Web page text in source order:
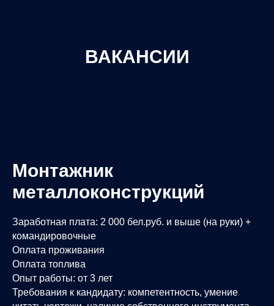
ВАКАНСИИ
Монтажник
металлоконструкций
Заработная плата: 2 000 бел.руб. и выше (на руки) +
командировочные
Оплата проживания
Оплата топлива
Опыт работы: от 3 лет
Требования к кандидату: компетентность, умение